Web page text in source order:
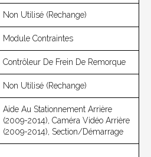
Non Utilisé (rechange)
Module Contraintes
Contrôleur De Frein De Remorque
Non Utilisé (rechange)
Aide Au Stationnement Arrière
(2009-2014), Caméra Vidéo Arrière
(2009-2014), Section/démarrage